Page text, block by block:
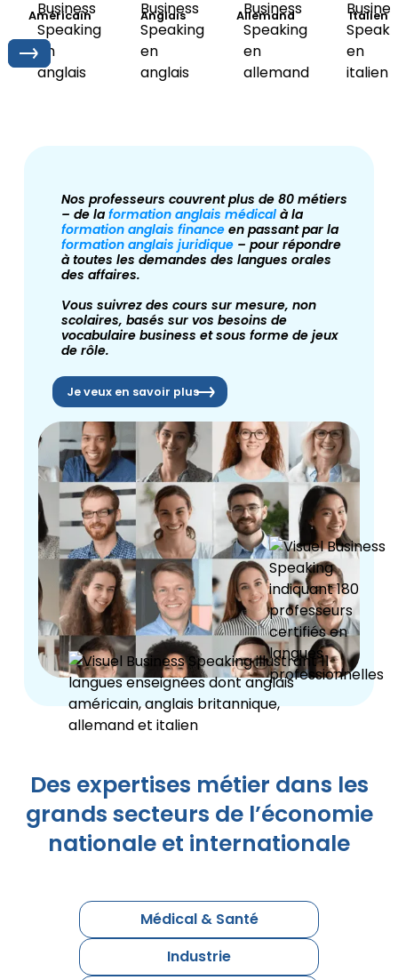
Américain Anglais Allemand Italien
Nos professeurs couvrent plus de 80 métiers
– de laformation anglais médicalà la
formation anglais financeen passant par la
formation anglais juridique– pour répondre
à toutes les demandes des langues orales
des affaires.
Vous suivrez des cours sur mesure, non
scolaires, basés sur vos besoins de
vocabulaire business et sous forme de jeux
de rôle.
Je veux en savoir plus
Des expertises métier dans les
grands secteurs de l’économie
nationale et internationale
Médical & Santé
Industrie